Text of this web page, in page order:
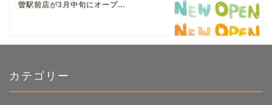
曽駅前店が3月中旬にオープ...
カテゴリー